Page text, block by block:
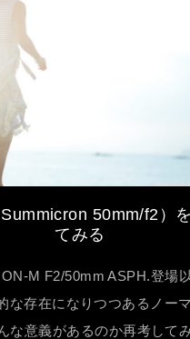
50mm/f2）
てみる
M F2/50mm ASPH.登場
な存在になりつつあるノー
な意義があるのか再考して